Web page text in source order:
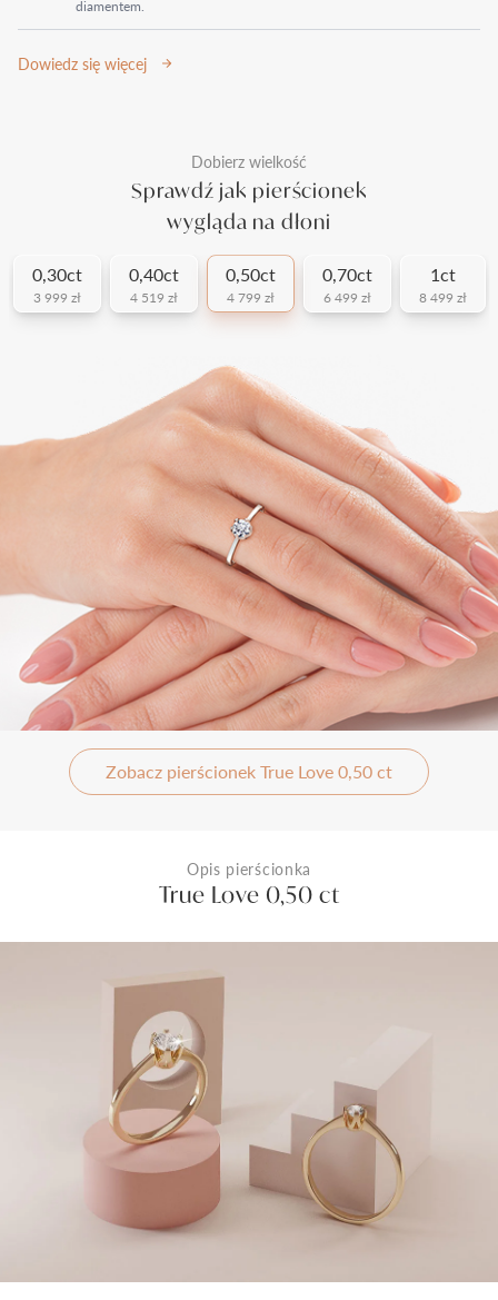
diamentem.
Dowiedz się więcej
Dobierz wielkość
Sprawdź jak pierścionek
wygląda na dłoni
0,30ct
3 999 zł
0,40ct
4 519 zł
0,50ct
4 799 zł
0,70ct
6 499 zł
1ct
8 499 zł
Zobacz pierścionek True Love 0,50 ct
Opis pierścionka
True Love 0,50 ct